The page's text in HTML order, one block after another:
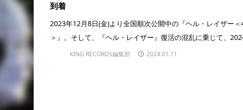
到着
2023年12月8日(金)より全国順次公開中の『ヘル・レイザー＜
＞』。そして、『ヘル・レイザー』復活の混乱に乗じて、
KING RECORDS編集部 2024.01.11